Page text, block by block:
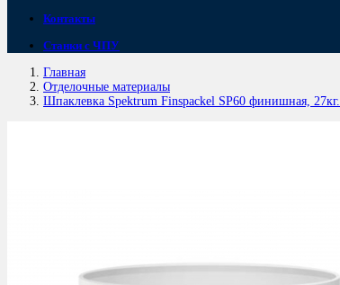
Контакты
Станки с ЧПУ
Главная
Отделочные материалы
Шпаклевка Spektrum Finspackel SP60 финишная, 27кг.